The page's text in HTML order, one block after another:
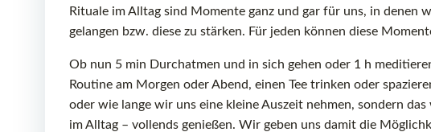
Rituale im Alltag sind Momente ganz und gar für uns, in denen
gelangen bzw. diese zu stärken. Für jeden können diese
Ob nun 5 min Durchatmen und in sich gehen oder 1 h
Routine am Morgen oder Abend, einen Tee trinken oder
oder wie lange wir uns eine kleine Auszeit nehmen, sondern
im Alltag – vollends genießen. Wir geben uns damit die